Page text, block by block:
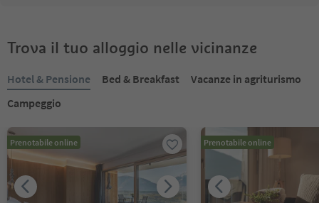
Trova il tuo alloggio nelle vicinanze
Hotel & Pensione Bed & Breakfast
Vacanze in agriturismo
Campeggio
Prenotabile online Prenotabile online